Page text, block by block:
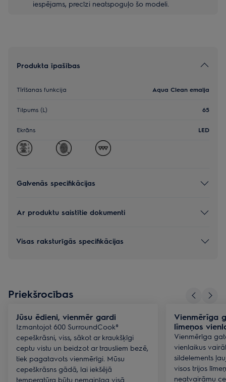
iespējams, precīzi neatspoguļo šo modeli.
Produkta īpašības
Tīrīšanas funkcija Aqua Clean emalja
Tilpums (L) 65
Ekrāns LED
Galvenās specifikācijas
Ar produktu saistītie dokumenti
Visas raksturīgās specifikācijas
Priekšrocības
Jūsu ēdieni, vienmēr gardi
Izmantojot 600 SurroundCook®
cepeškrāsni, viss, sākot ar kraukšķīgi
ceptu vistu un beidzot ar trausliem bezē,
tiek pagatavots vienmērīgi. Mūsu
cepeškrāsns gādā, lai iekšējā
temperatūra būtu nemainīga visā
Vienmērīga
līmeņos
Vienmērīga
vienlaikus
sildelements
visos trijos
neatvairāmu